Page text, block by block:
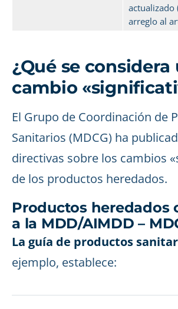
actualizado
arreglo al
¿Qué se considera
cambio
El Grupo de Coordinación de
Sanitarios (MDCG) ha
directivas sobre los cambios
de los productos heredados.
Productos heredados
a la MDD/AIMDD –
La guía de productos
ejemplo, establece: